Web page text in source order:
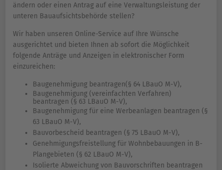
ändern oder einen Antrag auf eine Verwaltungsleistung der
unteren Bauaufsichtsbehörde stellen?
Wir haben unseren Online-Service auf Ihre Wünsche
ausgerichtet und bieten Ihnen ab sofort die Möglichkeit
folgende Anträge und Anzeigen in elektronischer Form
einzureichen:
Baugenehmigung beantragen(§ 64 LBauO M-V),
Baugenehmigung (vereinfachten Verfahren)
beantragen (§ 63 LBauO M-V),
Baugenehmigung für eine Werbeanlagen beantragen (§
63 LBauO M-V),
Bauvorbescheid beantragen (§ 75 LBauO M-V),
Genehmigungsfreistellung für Wohnbebauungen in B-
Plangebieten (§ 62 LBauO M-V),
Isolierte Abweichung von Bauvorschriften beantragen